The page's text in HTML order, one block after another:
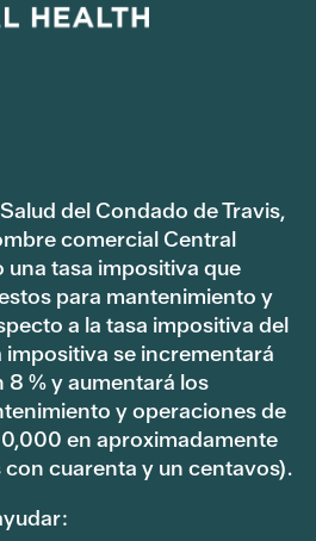
del Condado de Travis,
comercial Central
tasa impositiva que
para mantenimiento y
a la tasa impositiva del
impositiva se incrementará
% y aumentará los
y operaciones de
en aproximadamente
cuarenta y un centavos).